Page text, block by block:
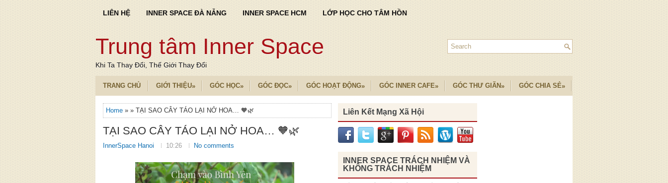
LIÊN HỆ INNER SPACE ĐÀ NẴNG INNER SPACE HCM LỚP HỌC CHO TÂM HỒN
Trung tâm Inner Space
Khi Ta Thay Đổi, Thế Giới Thay Đổi
TRANG CHỦ GIỚI THIỆU» GÓC HỌC» GÓC ĐỌC» GÓC HOẠT ĐỘNG» GÓC INNER CAFE» GÓC THƯ GIÃN» GÓC CHIA SẺ»
Home » » TẠI SAO CÂY TÁO LẠI NỞ HOA… 🧡🌿
TẠI SAO CÂY TÁO LẠI NỞ HOA… 🧡🌿
InnerSpace Hanoi 10:26 No comments
Liên Kết Mạng Xã Hội
INNER SPACE TRÁCH NHIỆM VÀ
KHÔNG TRÁCH NHIỆM